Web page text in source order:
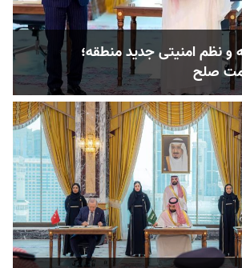
و نظم امنیتی جدید منطقه؛
صلح